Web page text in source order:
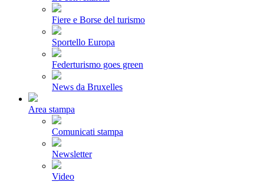
Fiere e Borse del turismo
Sportello Europa
Federturismo goes green
News da Bruxelles
Area stampa
Comunicati stampa
Newsletter
Video